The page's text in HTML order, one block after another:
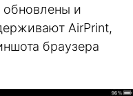
и
AirPrint,
браузера